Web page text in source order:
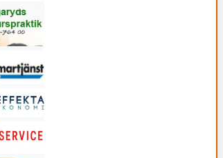
3/9